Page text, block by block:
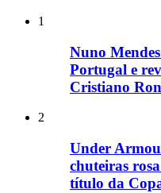
1
Nuno
Portugal e
Cristiano
2
Under
chuteiras
título da